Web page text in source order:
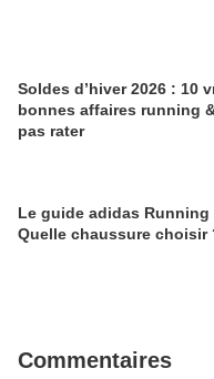
Soldes d’hiver 2026 : 10
bonnes affaires running
pas rater
Le guide adidas Running
Quelle chaussure choisir
Commentaires